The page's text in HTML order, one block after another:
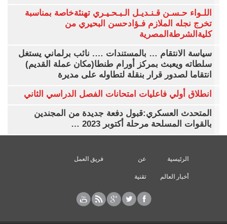
اللـواء حـسـن قـنـديـل الـبـحـيـري تهنئةخاصة بمناسبة
تخرج نجله الملازم فـؤادحسن البحيري من
كليةالشرطةالمصرية
سياسة الانتقام … بالمستندات …. نائب برلماني يستغل
سلطاته ويعبث بمركز أورام طنطا(مكان عملة القديم)
انتقاما لصدور قرار بنقلة لتطاوله على مديرة
انطلاق أولي فاعليات امتحانات الفصل الدراسي الثاني
المتحدث العسكري:قبول دفعة جديدة من المجندين
بالقوات المسلحة مرحلة أكتوبر 2023 …
الرئيسية عن فريق العمل
أخبار العالم تقنية